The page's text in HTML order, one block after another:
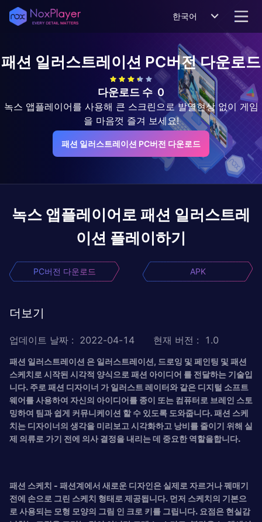
한국어
패션 일러스트레이션 PC버전 다운로드
다운로드 수 0
녹스 앱플레이어를 사용해 큰 스크린으로 발열현상 없이 게임
을 마음껏 즐겨 보세요!
패션 일러스트레이션 PC버전 다운로드
녹스 앱플레이어로 패션 일러스트레
이션 플레이하기
PC버전 다운로드 APK
더보기
업데이트 날짜 : 2022-04-14 현재 버전 : 1.0
패션 일러스트레이션 은 일러스트레이션, 드로잉 및 페인팅 및 패션
스케치로 시작된 시각적 양식으로 패션 아이디어 를 전달하는 기술입
니다. 주로 패션 디자이너 가 일러스트 레이터와 같은 디지털 소프트
웨어를 사용하여 자신의 아이디어를 종이 또는 컴퓨터로 브레인 스토
밍하여 팀과 쉽게 커뮤니케이션 할 수 있도록 도와줍니다. 패션 스케
치는 디자이너의 생각을 미리보고 시각화하고 낭비를 줄이기 위해 실
제 의류로 가기 전에 의사 결정을 내리는 데 중요한 역할을합니다.
패션 스케치 - 패션계에서 새로운 디자인은 실제로 자르거나 꿰매기
전에 손으로 그린 ​​스케치 형태로 제공됩니다. 먼저 스케치의 기본으
로 사용되는 모형 모양의 그림 인 크로 키를 그립니다. 요점은 현실감